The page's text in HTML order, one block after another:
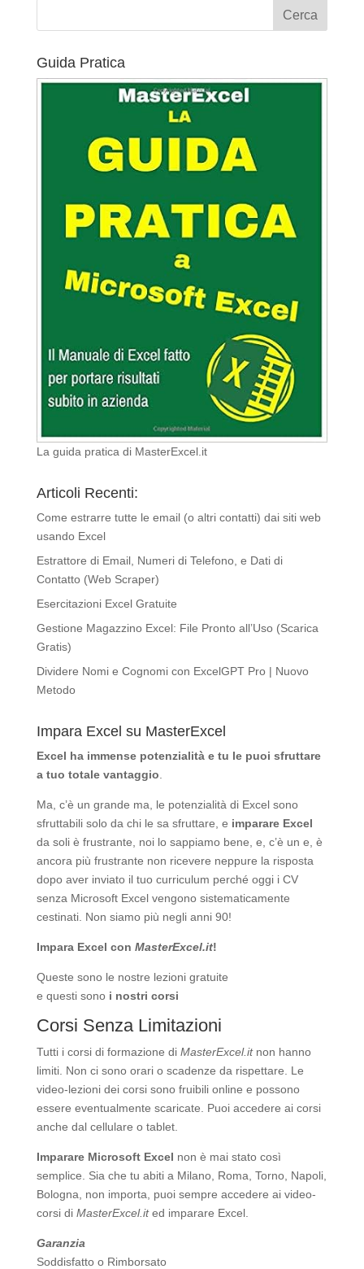
Guida Pratica
La guida pratica di MasterExcel.it
Articoli Recenti:
Come estrarre tutte le email (o altri contatti) dai siti web
usando Excel
Estrattore di Email, Numeri di Telefono, e Dati di
Contatto (Web Scraper)
Esercitazioni Excel Gratuite
Gestione Magazzino Excel: File Pronto all’Uso (Scarica
Gratis)
Dividere Nomi e Cognomi con ExcelGPT Pro | Nuovo
Metodo
Impara Excel su MasterExcel
Excel ha immense potenzialità e tu le puoi sfruttare
a tuo totale vantaggio
Ma, c’è un grande ma, le potenzialità di Excel sono
sfruttabili solo da chi le sa sfruttare, e imparare Excel
da soli è frustrante, noi lo sappiamo bene, e, c’è un e, è
ancora più frustrante non ricevere neppure la risposta
dopo aver inviato il tuo curriculum perché oggi i CV
senza Microsoft Excel vengono sistematicamente
cestinati. Non siamo più negli anni 90!
Impara Excel con MasterExcel.it!
Queste sono le nostre lezioni gratuite
e questi sono i nostri corsi
Corsi Senza Limitazioni
Tutti i corsi di formazione di MasterExcel.itnon hanno
limiti. Non ci sono orari o scadenze da rispettare. Le
video-lezioni dei corsi sono fruibili online e possono
essere eventualmente scaricate. Puoi accedere ai corsi
anche dal cellulare o tablet.
Imparare Microsoft Excel non è mai stato così
semplice. Sia che tu abiti a Milano, Roma, Torno, Napoli,
Bologna, non importa, puoi sempre accedere ai video-
corsi di MasterExcel.ited imparare Excel.
Garanzia
Soddisfatto o Rimborsato